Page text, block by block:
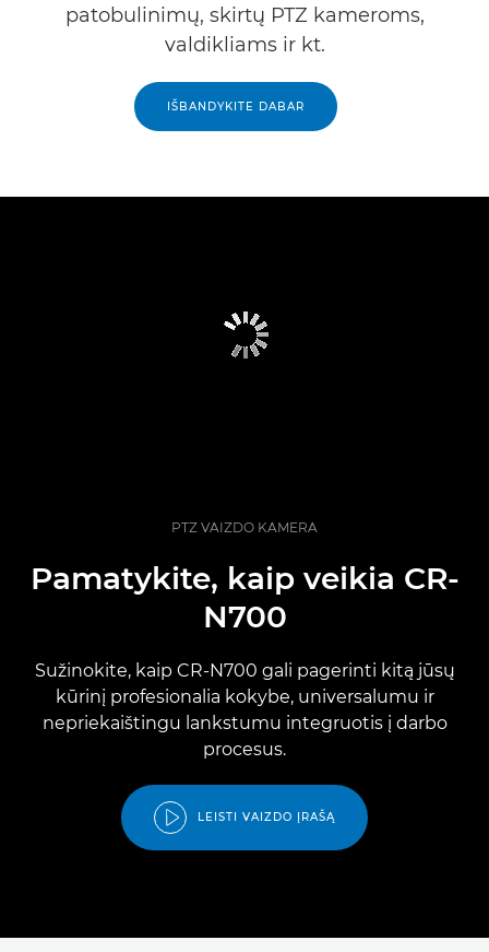
patobulinimų, skirtų PTZ kameroms,
valdikliams ir kt.
IŠBANDYKITE DABAR
PTZ VAIZDO KAMERA
Pamatykite, kaip veikia CR-
N700
Sužinokite, kaip CR-N700 gali pagerinti kitą jūsų
kūrinį profesionalia kokybe, universalumu ir
nepriekaištingu lankstumu integruotis į darbo
procesus.
LEISTI VAIZDO ĮRAŠĄ